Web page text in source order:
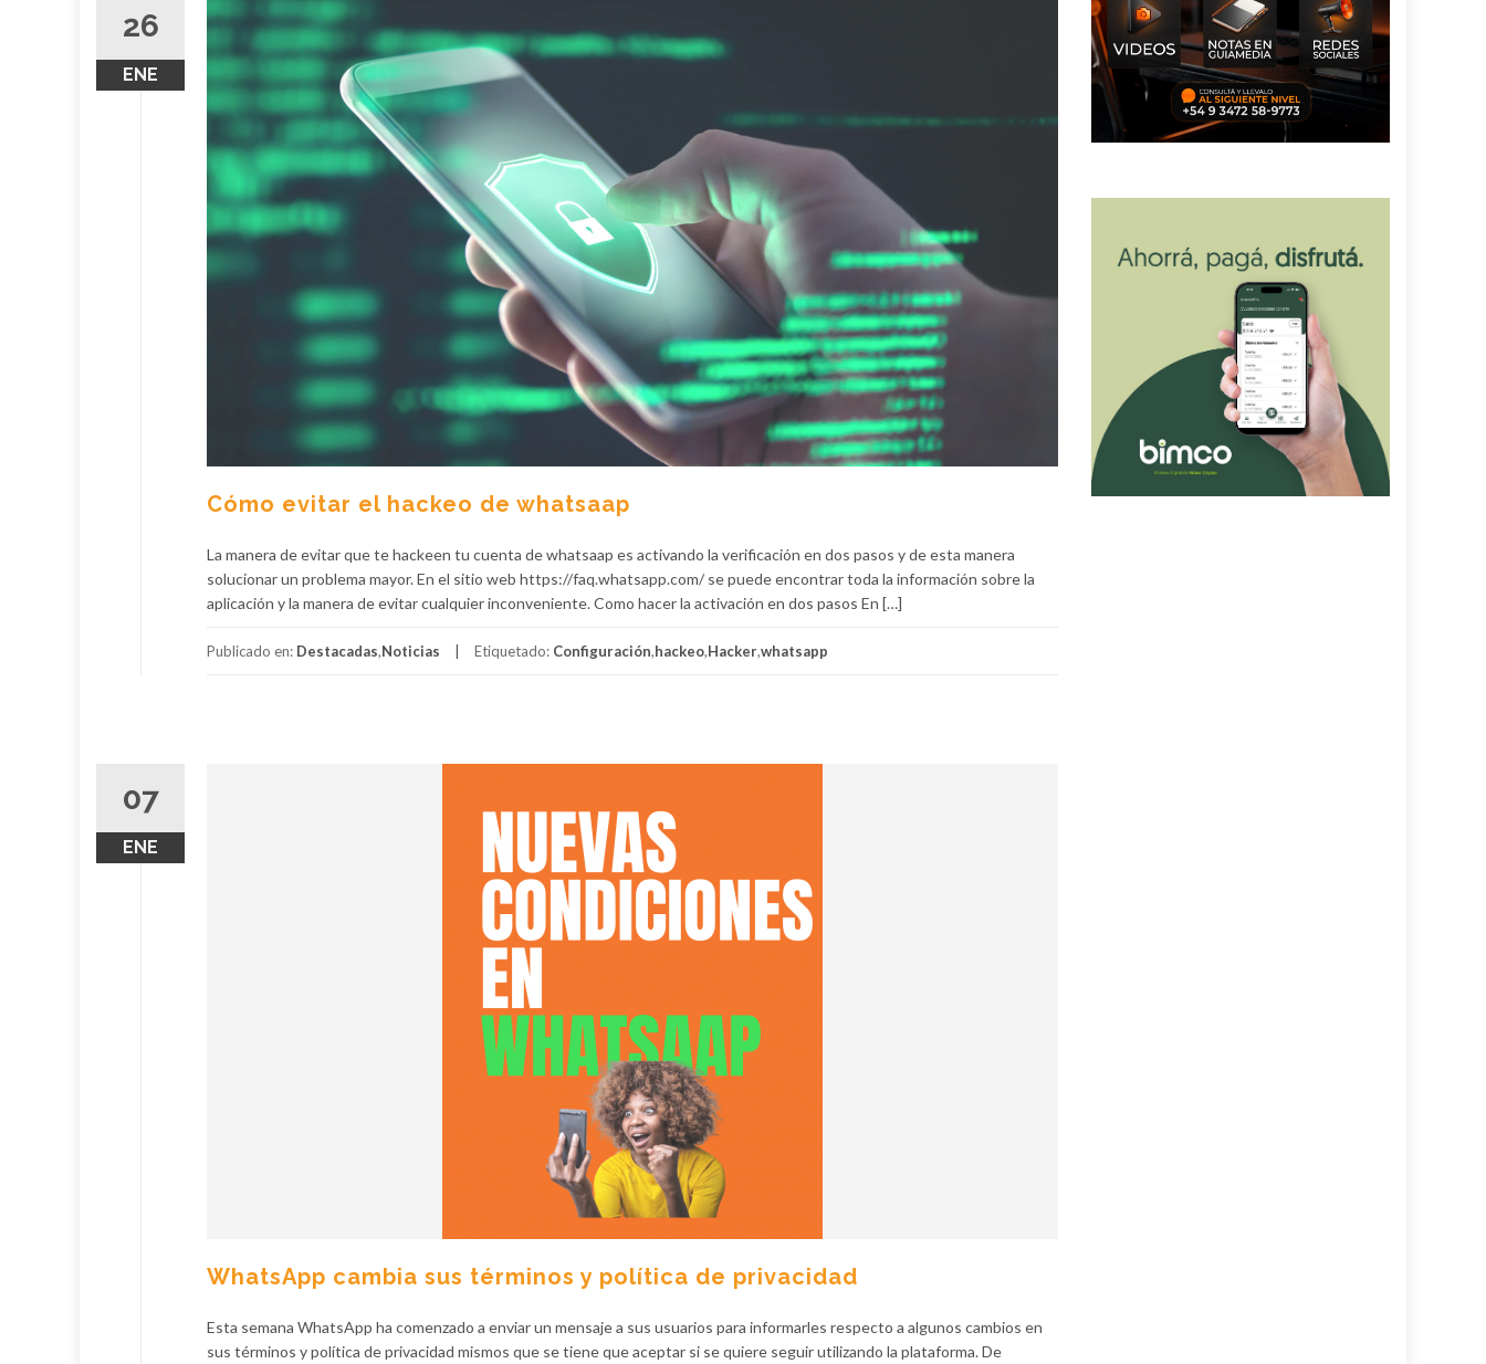
26
ENE
Cómo evitar el hackeo de whatsaap
La manera de evitar que te hackeen tu cuenta de whatsaap es activando la verificación en dos pasos y de esta manera
solucionar un problema mayor. En el sitio web https://faq.whatsapp.com/ se puede encontrar toda la información sobre la
aplicación y la manera de evitar cualquier inconveniente. Como hacer la activación en dos pasos En […]
Publicado en: Destacadas,Noticias Etiquetado: Configuración,hackeo,Hacker,whatsapp
07
ENE
WhatsApp cambia sus términos y política de privacidad
Esta semana WhatsApp ha comenzado a enviar un mensaje a sus usuarios para informarles respecto a algunos cambios en
sus términos y política de privacidad mismos que se tiene que aceptar si se quiere seguir utilizando la plataforma. De